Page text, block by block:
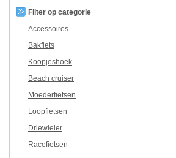
Filter op categorie
Accessoires
Bakfiets
Koopjeshoek
Beach cruiser
Moederfietsen
Loopfietsen
Driewieler
Racefietsen